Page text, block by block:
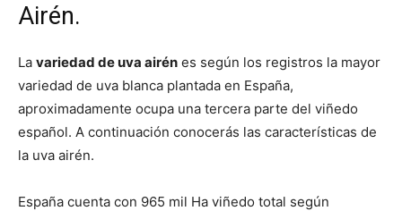
Airén.
La variedad de uva airén es según los registros la mayor
variedad de uva blanca plantada en España,
aproximadamente ocupa una tercera parte del viñedo
español. A continuación conocerás las características de
la uva airén.
España cuenta con 965 mil Ha viñedo total según